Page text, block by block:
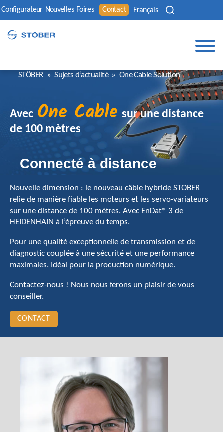
Configurateur Nouvelles Foires Contact Français
STÖBER » Sujets d’actualité » One Cable Solution
Avec One Cable sur une distance
de 100 mètres
Connecté à distance
Nouvelle dimension : le nouveau câble hybride STOBER
relie de manière fiable les moteurs et les servo-variateurs
sur une distance de 100 mètres. Avec EnDat® 3 de
HEIDENHAIN à l’épreuve du temps.
Pour une qualité exceptionnelle de transmission et de
diagnostic couplée à une sécurité et une performance
maximales. Idéal pour la production numérique.
Contactez-nous ! Nous nous ferons un plaisir de vous
conseiller.
CONTACT